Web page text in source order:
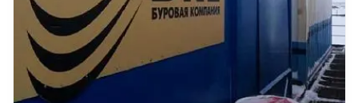
Смотреть проект